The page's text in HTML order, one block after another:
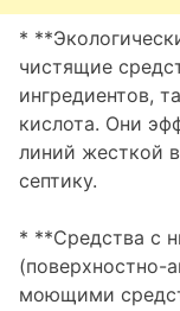
*
чистящие
ингредиентов,
кислота. Они
линий жесткой
септику.
* **Средства с
(поверхностно-
моющими